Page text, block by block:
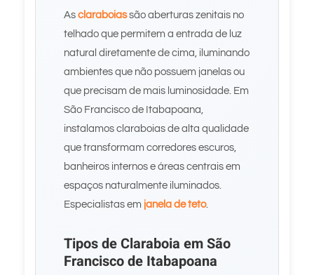
As claraboiassão aberturas zenitais no
telhado que permitem a entrada de luz
natural diretamente de cima, iluminando
ambientes que não possuem janelas ou
que precisam de mais luminosidade. Em
São Francisco de Itabapoana,
instalamos claraboias de alta qualidade
que transformam corredores escuros,
banheiros internos e áreas centrais em
espaços naturalmente iluminados.
Especialistas em janela de teto.
Tipos de Claraboia em São
Francisco de Itabapoana